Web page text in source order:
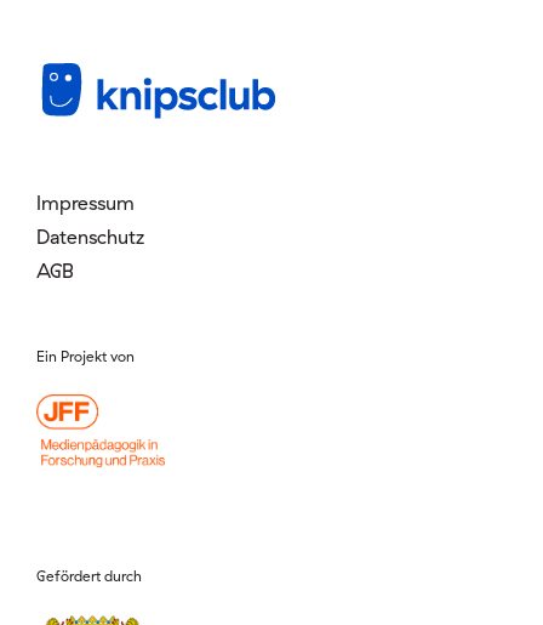
Mitglied werden
Login
Impressum
Datenschutz
AGB
Ein Projekt von
Gefördert durch